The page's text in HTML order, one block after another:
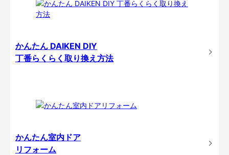
かんたん DAIKEN DIY
丁番らくらく取り換え方法
かんたん室内ドア
リフォーム